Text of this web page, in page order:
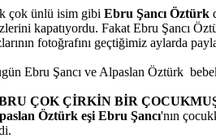
çok ünlü isim gibi Ebru Şancı Öztürk
kapatıyordu. Fakat Ebru Şancı
fotoğrafını geçtiğimiz aylarda
Ebru Şancı ve Alpaslan Öztürk
ÇOK ÇİRKİN BİR
Öztürk eşi Ebru Şancı'nın